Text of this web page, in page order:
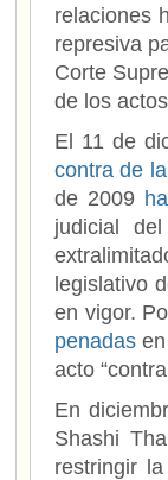
relaciones
represiva
Corte
de los
El 11 de
contra de
de 2009
judicial
legislativo
en vigor.
penadas
acto
En
Shashi
restringir